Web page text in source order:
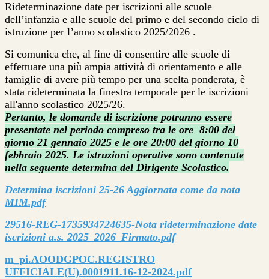
Rideterminazione date per iscrizioni alle scuole
dell’infanzia e alle scuole del primo e del secondo ciclo di
istruzione per l’anno scolastico 2025/2026 .
Si comunica che, al fine di consentire alle scuole di
effettuare una più ampia attività di orientamento e alle
famiglie di avere più tempo per una scelta ponderata, è
stata rideterminata la finestra temporale per le iscrizioni
all'anno scolastico 2025/26.
Pertanto, le domande di iscrizione potranno essere
presentate nel periodo compreso tra le ore 8:00 del
giorno 21 gennaio 2025 e le ore 20:00 del giorno 10
febbraio 2025. Le istruzioni operative sono contenute
nella seguente determina del Dirigente Scolastico.
Determina iscrizioni 25-26 Aggiornata come da nota
MIM.pdf
29516-REG-1735934724635-Nota rideterminazione date
iscrizioni a.s. 2025_2026_Firmato.pdf
m_pi.AOODGPOC.REGISTRO
UFFICIALE(U).0001911.16-12-2024.pdf